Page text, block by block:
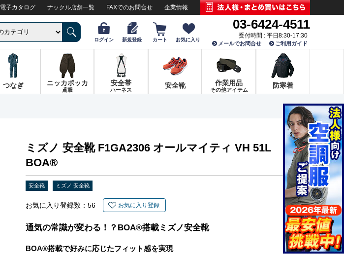
電子カタログ ナックル店舗一覧 FAXでのお問合せ 企業情報
ログイン 新規登録 カート お気に入り
03-6424-4511
受付時間 : 平日8:30-17:30
メールでお問合せ ご利用ガイド
つなぎ ニッカポッカ
鳶服
安全帯
ハーネス
安全靴 作業用品
その他アイテム
防寒着
ミズノ 安全靴 F1GA2306 オールマイティ VH 51L
BOA®
安全靴 ミズノ 安全靴
お気に入り登録数： 56 お気に入り登録
通気の常識が変わる！？BOA®搭載ミズノ安全靴
BOA®搭載で好みに応じたフィット感を実現